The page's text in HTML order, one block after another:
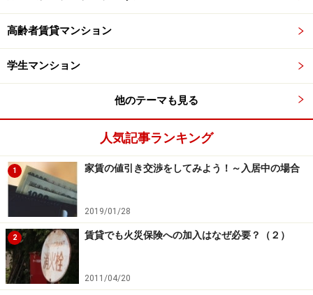
高齢者賃貸マンション
学生マンション
他のテーマも見る
人気記事ランキング
1 家賃の値引き交渉をしてみよう！～入居中の場合
2019/01/28
2 賃貸でも火災保険への加入はなぜ必要？（２）
2011/04/20